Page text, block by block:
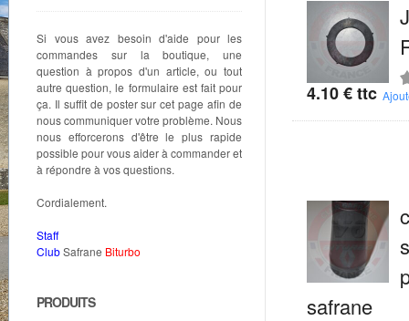
4.10€ ttc
safrane
Si vous avez besoin d'aide pour les
commandes sur la boutique, une
question à propos d'un article, ou tout
autre question, le formulaire est fait pour
ça. Il suffit de poster sur cet page afin de
nous communiquer votre problème. Nous
nous efforcerons d'être le plus rapide
possible pour vous aider à commander et
à répondre à vos questions.
Cordialement.
Staff
ClubSafrane Biturbo
PRODUITS